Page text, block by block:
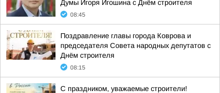
Думы Игоря Игошина с Днём строителя
08:45
Поздравление главы города Коврова и
председателя Совета народных депутатов с
Днём строителя
08:15
С праздником, уважаемые строители!